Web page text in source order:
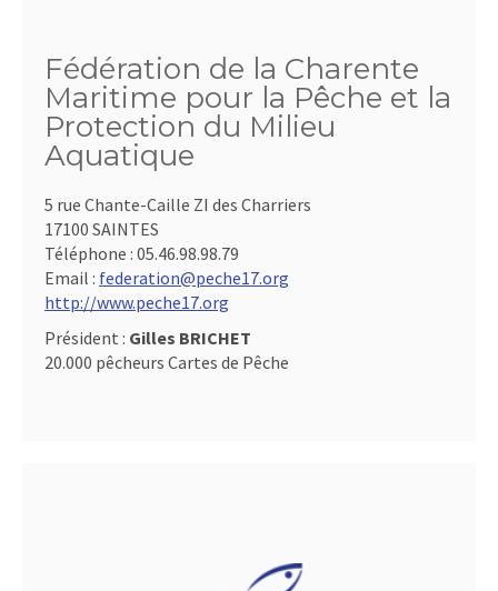
Fédération de la Charente
Maritime pour la Pêche et la
Protection du Milieu
Aquatique
5 rue Chante-Caille ZI des Charriers
17100 SAINTES
Téléphone : 05.46.98.98.79
Email : federation@peche17.org
http://www.peche17.org
Président : Gilles BRICHET
20.000 pêcheurs Cartes de Pêche